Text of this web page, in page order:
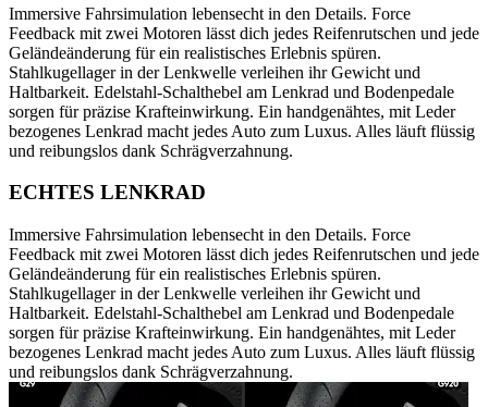
Immersive Fahrsimulation lebensecht in den Details. Force
Feedback mit zwei Motoren lässt dich jedes Reifenrutschen und jede
Geländeänderung für ein realistisches Erlebnis spüren.
Stahlkugellager in der Lenkwelle verleihen ihr Gewicht und
Haltbarkeit. Edelstahl-Schalthebel am Lenkrad und Bodenpedale
sorgen für präzise Krafteinwirkung. Ein handgenähtes, mit Leder
bezogenes Lenkrad macht jedes Auto zum Luxus. Alles läuft flüssig
und reibungslos dank Schrägverzahnung.
ECHTES LENKRAD
Immersive Fahrsimulation lebensecht in den Details. Force
Feedback mit zwei Motoren lässt dich jedes Reifenrutschen und jede
Geländeänderung für ein realistisches Erlebnis spüren.
Stahlkugellager in der Lenkwelle verleihen ihr Gewicht und
Haltbarkeit. Edelstahl-Schalthebel am Lenkrad und Bodenpedale
sorgen für präzise Krafteinwirkung. Ein handgenähtes, mit Leder
bezogenes Lenkrad macht jedes Auto zum Luxus. Alles läuft flüssig
und reibungslos dank Schrägverzahnung.